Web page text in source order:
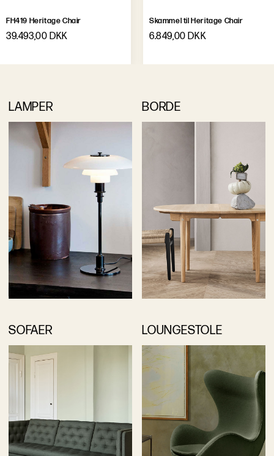
FH419 Heritage Chair
39.493,00 DKK
Skammel til Heritage Chair
6.849,00 DKK
LAMPER BORDE
SOFAER LOUNGESTOLE